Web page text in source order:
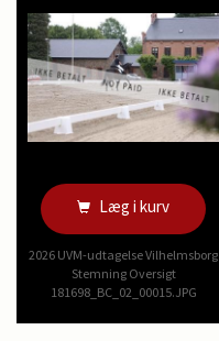
Læg i kurv
2026 UVM-udtagelse Vilhelmsborg
Stemning Oversigt
181698_BC_02_00015.JPG